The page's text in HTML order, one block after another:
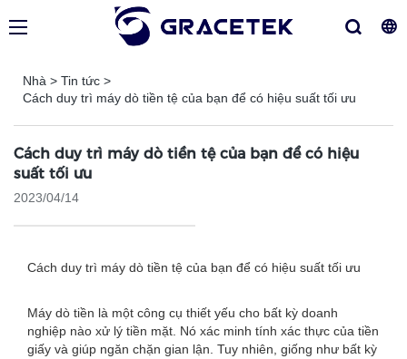
Nhà > Tin tức >
Cách duy trì máy dò tiền tệ của bạn để có hiệu suất tối ưu
Cách duy trì máy dò tiền tệ của bạn để có hiệu
suất tối ưu
2023/04/14
Cách duy trì máy dò tiền tệ của bạn để có hiệu suất tối ưu
Máy dò tiền là một công cụ thiết yếu cho bất kỳ doanh
nghiệp nào xử lý tiền mặt. Nó xác minh tính xác thực của tiền
giấy và giúp ngăn chặn gian lận. Tuy nhiên, giống như bất kỳ